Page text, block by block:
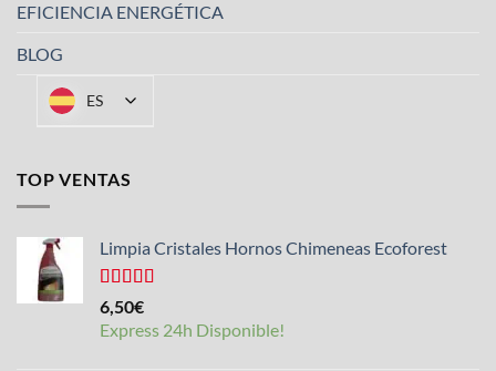
EFICIENCIA ENERGÉTICA
BLOG
ES
TOP VENTAS
Limpia Cristales Hornos Chimeneas Ecoforest
Valorado
con
de 5
6,50€
Express 24h Disponible!